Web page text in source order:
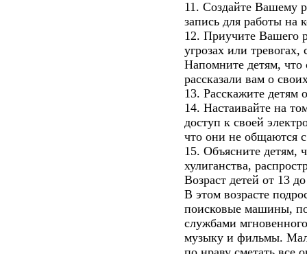
11. Создайте Вашему
запись для работы на
12. Приучите Вашего
угрозах или
Напомните детям, что
рассказали вам о
13. Расскажите детям
14. Настаивайте на
доступ к своей
что они не общаются
15. Объясните детям,
хулиганства,
Возраст детей от 13
В этом возрасте
поисковые машины,
службами
музыку и фильмы.